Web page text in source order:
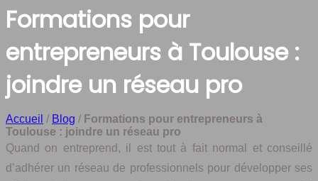
Formations pour
entrepreneurs à Toulouse :
joindre un réseau pro
Accueil / Blog / Formations pour entrepreneurs à
Toulouse : joindre un réseau pro
Quand on entreprend, il est tout à fait normal et conseillé
d’adhérer un réseau de professionnels pour développer ses